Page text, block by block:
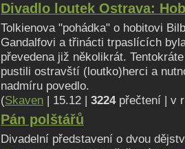
Divadlo loutek Ostrava:
Tolkienova "pohádka" o hobitovi
Gandalfovi a třinácti trpaslících
převedena již několikrát.
pustili ostravští (loutko)herci a
nadmíru povedlo.
(Skaven | 15.12 | 3224přečtení | v
Pán polštářů
Divadelní představení o dvou